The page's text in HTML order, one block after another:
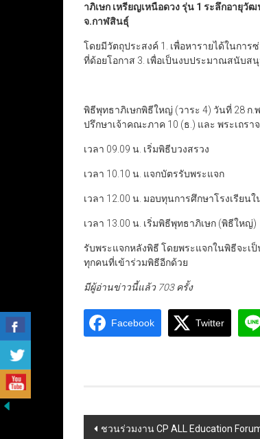
าภิเษก เหรียญเหนือดวง รุ่น 1 ระลึกอายุวั
จ.กาฬสินธุ์
โดยมีวัตถุประสงค์ 1. เพื่อหารายได้ในกา
ที่ด้อยโอกาส 3. เพื่อเป็นงบประมาณสนับ
พิธีพุทธาภิเษกพิธีใหญ่ (วาระ 4) วันที่ 28 ก.
ปรึกษาเจ้าคณะภาค 10 (ธ.) และ พระเถร
เวลา 09.09 น. เริ่มพิธีบวงสรวง
เวลา 10.10 น. แจกบัตรรับพระแจก
เวลา 12.00 น. มอบทุนการศึกษาโรงเรียน
เวลา 13.00 น. เริ่มพิธีพุทธาภิเษก (พิธีใหญ่)
รับพระแจกหลังพิธี โดยพระแจกในพิธีจะเ
ทุกคนที่เข้าร่วมพิธีอีกด้วย
มีผู้อ่านข่าวนี้แล้ว 703 ครั้ง
Facebook Twitter
Post
ชวนร่วมงาน CP ALL Education